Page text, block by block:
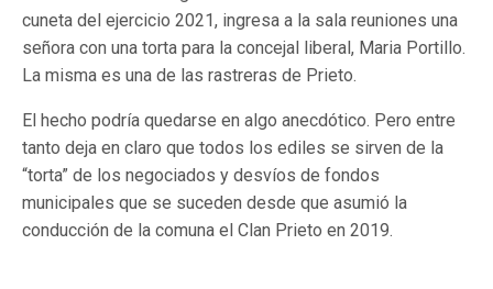
cuneta del ejercicio 2021, ingresa a la sala reuniones una
señora con una torta para la concejal liberal, Maria Portillo.
La misma es una de las rastreras de Prieto.
El hecho podría quedarse en algo anecdótico. Pero entre
tanto deja en claro que todos los ediles se sirven de la
“torta” de los negociados y desvíos de fondos
municipales que se suceden desde que asumió la
conducción de la comuna el Clan Prieto en 2019.